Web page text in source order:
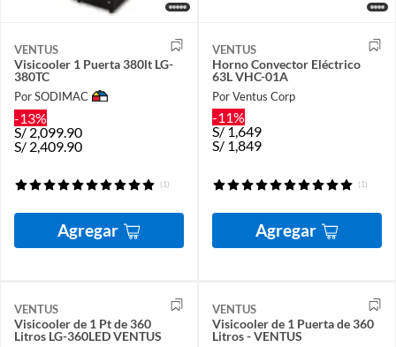
VENTUS
Visicooler 1 Puerta 380lt LG-
380TC
Por SODIMAC
-13%
S/2,099.90
S/ 2,409.90
(1)
Agregar
VENTUS
Horno Convector Eléctrico
63L VHC-01A
Por Ventus Corp
-11%
S/1,649
S/ 1,849
(1)
Agregar
VENTUS
Visicooler de 1 Pt de 360
Litros LG-360LED VENTUS
VENTUS
Visicooler de 1 Puerta de 360
Litros - VENTUS